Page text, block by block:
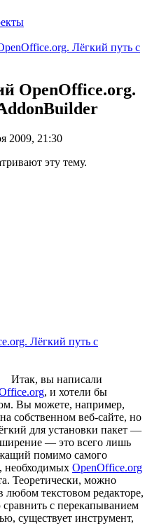
Лёгкий путь с
OpenOffice.org.
2009, 21:30
эту тему.
Лёгкий путь с
Итак, вы написали
, и хотели бы
Вы можете, например,
собственном веб-сайте, но
для установки пакет —
— это всего лишь
помимо самого
необходимых OpenOffice.org
Теоретически, можно
текстовом редакторе,
с перекапыванием
существует инструмент,